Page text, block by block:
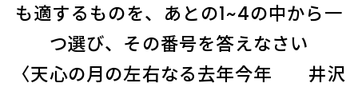
も適するものを、あとの1~4の中から一
つ選び、その番号を答えなさい
〈天心の月の左右なる去年今年 井沢